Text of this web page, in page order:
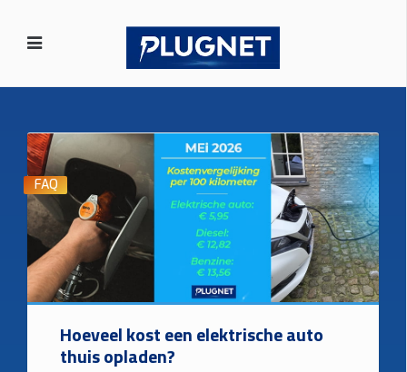
FAQ
Hoeveel kost een elektrische auto
thuis opladen?